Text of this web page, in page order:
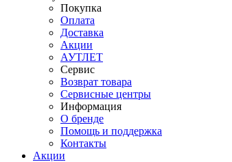
Покупка
Оплата
Доставка
Акции
АУТЛЕТ
Сервис
Возврат товара
Сервисные центры
Информация
О бренде
Помощь и поддержка
Контакты
Акции